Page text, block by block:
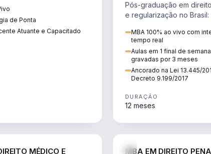
de Ponta
Atuante e Capacitado
Pós-graduação em
e regularização no Brasil:
tributação do imigrante.
MBA 100% ao vivo com
tempo real
Aulas em 1 final de
gravadas por 3 meses
Ancorado na Lei 13.445/
Decreto 9.199/2017
DURAÇÃO
12 meses
MÉDICO E
MBA EM DIREITO